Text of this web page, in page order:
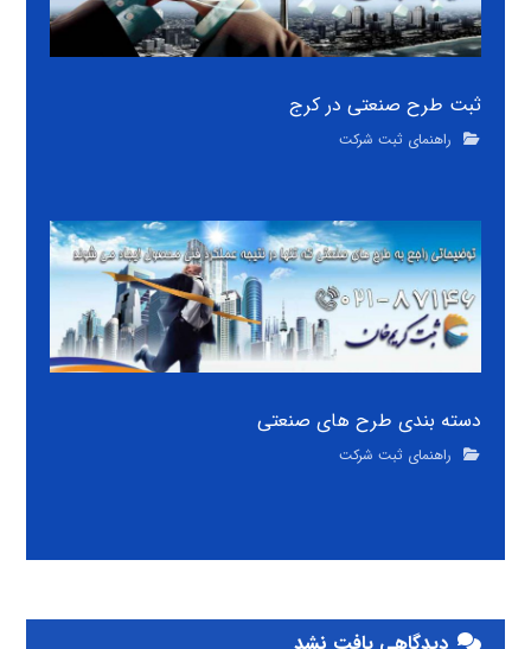
ثبت طرح صنعتی در کرج
راهنمای ثبت شرکت
دسته بندی طرح های صنعتی
راهنمای ثبت شرکت